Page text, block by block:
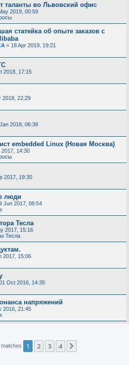
таланты во Львовский офис
2019, 00:59
статейка об опыте заказов с
« 18 Apr 2019, 19:21
2018, 17:15
2018, 22:29
2018, 06:39
embedded Linux (Новая Москва)
2017, 14:30
2017, 19:30
люди
Jun 2017, 08:54
Тесла
2017, 15:16
Тесла
2017, 15:06
Oct 2016, 14:35
напряжений
2016, 21:45
1 2 3 4